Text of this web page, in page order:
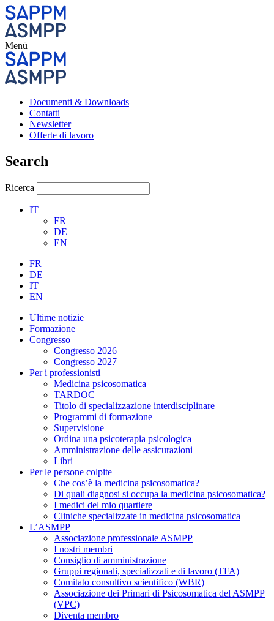
Menü
Documenti & Downloads
Contatti
Newsletter
Offerte di lavoro
Search
Ricerca
IT
FR
DE
EN
FR
DE
IT
EN
Ultime notizie
Formazione
Congresso
Congresso 2026
Congresso 2027
Per i professionisti
Medicina psicosomatica
TARDOC
Titolo di specializzazione interdisciplinare
Programmi di formazione
Supervisione
Ordina una psicoterapia psicologica
Amministrazione delle assicurazioni
Libri
Per le persone colpite
Che cos’è la medicina psicosomatica?
Di quali diagnosi si occupa la medicina psicosomatica?
I medici del mio quartiere
Cliniche specializzate in medicina psicosomatica
L’ASMPP
Associazione professionale ASMPP
I nostri membri
Consiglio di amministrazione
Gruppi regionali, specializzati e di lavoro (TFA)
Comitato consultivo scientifico (WBR)
Associazione dei Primari di Psicosomatica del ASMPP
(VPC)
Diventa membro